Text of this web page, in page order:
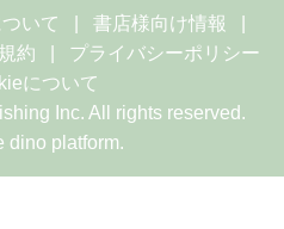
いて
書店様向け情報
約
プライバシーポリシー
について
Inc. All rights reserved.
dino platform.